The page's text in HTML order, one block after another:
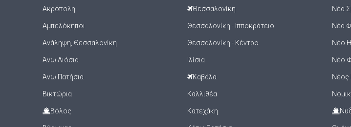
Ακρόπολη
Αμπελόκηποι
Ανάληψη, Θεσσαλονίκη
Άνω Λιόσια
Άνω Πατήσια
Βικτώρια
Βόλος
Θεσσαλονίκη
Θεσσαλονίκη - Ιπποκράτειο
Θεσσαλονίκη - Κέντρο
Ιλίσια
Καβάλα
Καλλιθέα
Κατεχάκη
Νέα
Νέα
Νέο
Νέο
Νέος